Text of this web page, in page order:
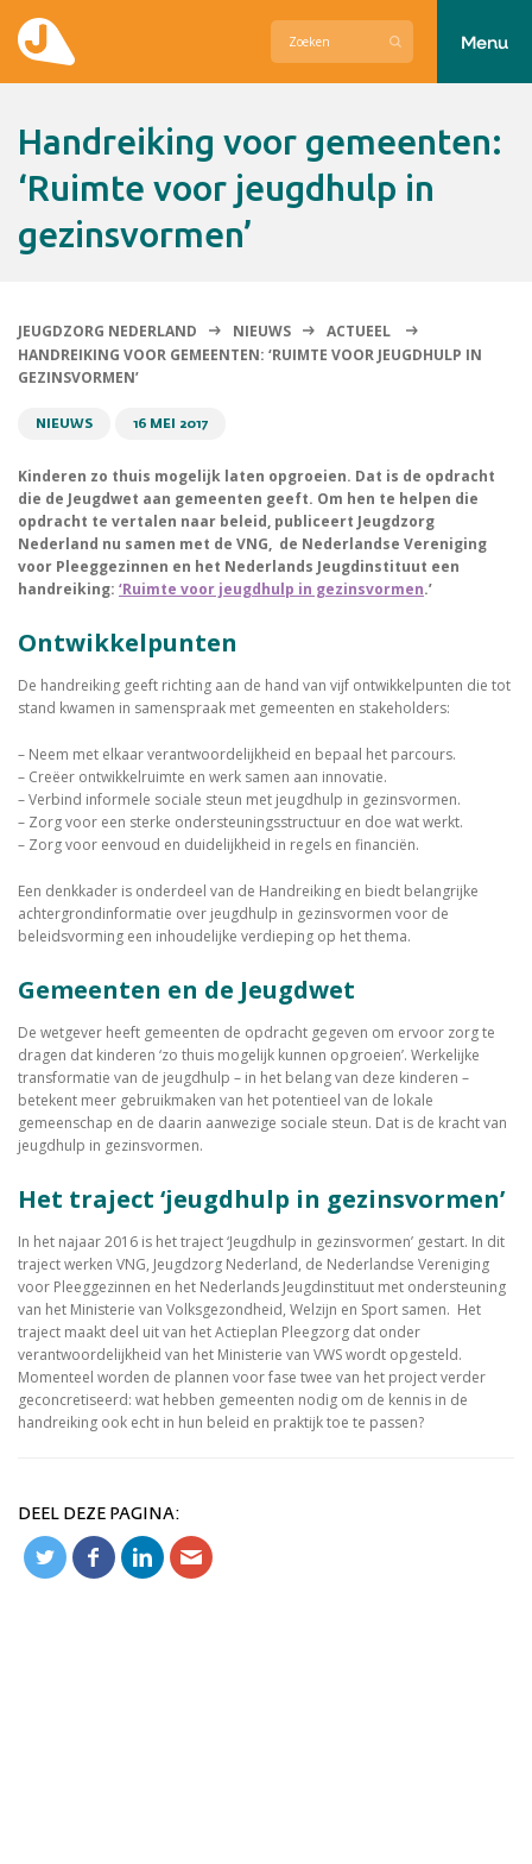
Over Jeugdzorg Nederland
Menu
Handreiking voor gemeenten:
‘Ruimte voor jeugdhulp in
gezinsvormen’
JEUGDZORG NEDERLAND NIEUWS
ACTUEEL
HANDREIKING VOOR GEMEENTEN: ‘RUIMTE VOOR JEUGDHULP IN
GEZINSVORMEN’
NIEUWS 16 MEI 2017
Kinderen zo thuis mogelijk laten opgroeien. Dat is de opdracht
die de Jeugdwet aan gemeenten geeft. Om hen te helpen die
opdracht te vertalen naar beleid, publiceert Jeugdzorg
Nederland nu samen met de VNG, de Nederlandse Vereniging
voor Pleeggezinnen en het Nederlands Jeugdinstituut een
handreiking: ‘Ruimte voor jeugdhulp in gezinsvormen.’
Ontwikkelpunten
De handreiking geeft richting aan de hand van vijf ontwikkelpunten die tot
stand kwamen in samenspraak met gemeenten en stakeholders:
– Neem met elkaar verantwoordelijkheid en bepaal het parcours.
– Creëer ontwikkelruimte en werk samen aan innovatie.
– Verbind informele sociale steun met jeugdhulp in gezinsvormen.
– Zorg voor een sterke ondersteuningsstructuur en doe wat werkt.
– Zorg voor eenvoud en duidelijkheid in regels en financiën.
Een denkkader is onderdeel van de Handreiking en biedt belangrijke
achtergrondinformatie over jeugdhulp in gezinsvormen voor de
beleidsvorming een inhoudelijke verdieping op het thema.
Gemeenten en de Jeugdwet
De wetgever heeft gemeenten de opdracht gegeven om ervoor zorg te
dragen dat kinderen ‘zo thuis mogelijk kunnen opgroeien’. Werkelijke
transformatie van de jeugdhulp – in het belang van deze kinderen –
betekent meer gebruikmaken van het potentieel van de lokale
gemeenschap en de daarin aanwezige sociale steun. Dat is de kracht van
jeugdhulp in gezinsvormen.
Het traject ‘jeugdhulp in gezinsvormen’
In het najaar 2016 is het traject ‘Jeugdhulp in gezinsvormen’ gestart. In dit
traject werken VNG, Jeugdzorg Nederland, de Nederlandse Vereniging
voor Pleeggezinnen en het Nederlands Jeugdinstituut met ondersteuning
van het Ministerie van Volksgezondheid, Welzijn en Sport samen. Het
traject maakt deel uit van het Actieplan Pleegzorg dat onder
verantwoordelijkheid van het Ministerie van VWS wordt opgesteld.
Momenteel worden de plannen voor fase twee van het project verder
geconcretiseerd: wat hebben gemeenten nodig om de kennis in de
handreiking ook echt in hun beleid en praktijk toe te passen?
DEEL DEZE PAGINA: